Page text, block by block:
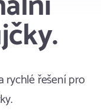
řešení pro